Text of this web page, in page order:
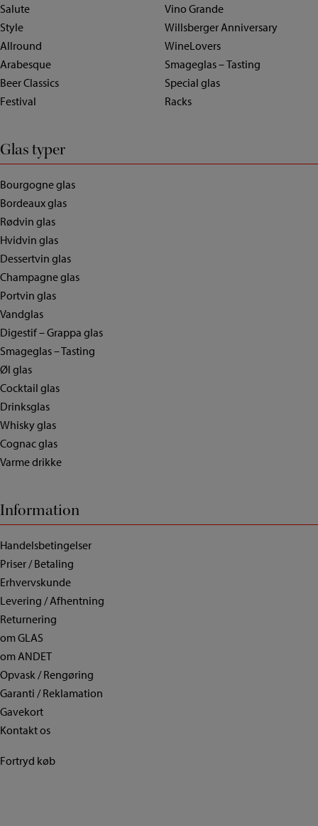
Salute
Style
Allround
Arabesque
Beer Classics
Festival
Vino Grande
Willsberger Anniversary
WineLovers
Smageglas – Tasting
Special glas
Racks
Glas typer
Bourgogne glas
Bordeaux glas
Rødvin glas
Hvidvin glas
Dessertvin glas
Champagne glas
Portvin glas
Vandglas
Digestif – Grappa glas
Smageglas – Tasting
Øl glas
Cocktail glas
Drinksglas
Whisky glas
Cognac glas
Varme drikke
Information
Handelsbetingelser
Priser / Betaling
Erhvervskunde
Levering / Afhentning
Returnering
om GLAS
om ANDET
Opvask / Rengøring
Garanti / Reklamation
Gavekort
Kontakt os
Fortryd køb